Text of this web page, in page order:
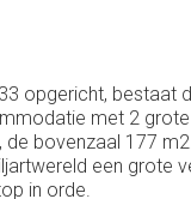
opgericht, bestaat
met 2
bovenzaal 177
een grote
in orde.